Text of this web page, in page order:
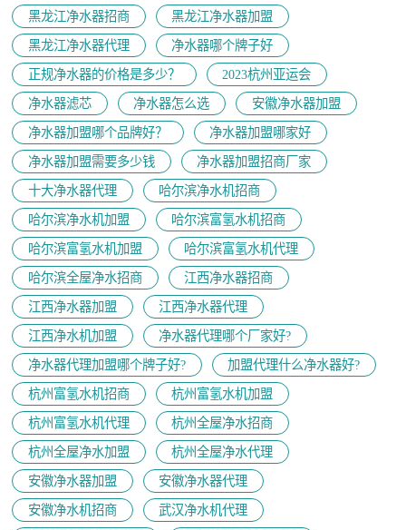
黑龙江净水器招商
黑龙江净水器加盟
黑龙江净水器代理
净水器哪个牌子好
正规净水器的价格是多少？
2023杭州亚运会
净水器滤芯
净水器怎么选
安徽净水器加盟
净水器加盟哪个品牌好？
净水器加盟哪家好
净水器加盟需要多少钱
净水器加盟招商厂家
十大净水器代理
哈尔滨净水机招商
哈尔滨净水机加盟
哈尔滨富氢水机招商
哈尔滨富氢水机加盟
哈尔滨富氢水机代理
哈尔滨全屋净水招商
江西净水器招商
江西净水器加盟
江西净水器代理
江西净水机加盟
净水器代理哪个厂家好?
净水器代理加盟哪个牌子好?
加盟代理什么净水器好?
杭州富氢水机招商
杭州富氢水机加盟
杭州富氢水机代理
杭州全屋净水招商
杭州全屋净水加盟
杭州全屋净水代理
安徽净水器加盟
安徽净水器代理
安徽净水机招商
武汉净水机代理